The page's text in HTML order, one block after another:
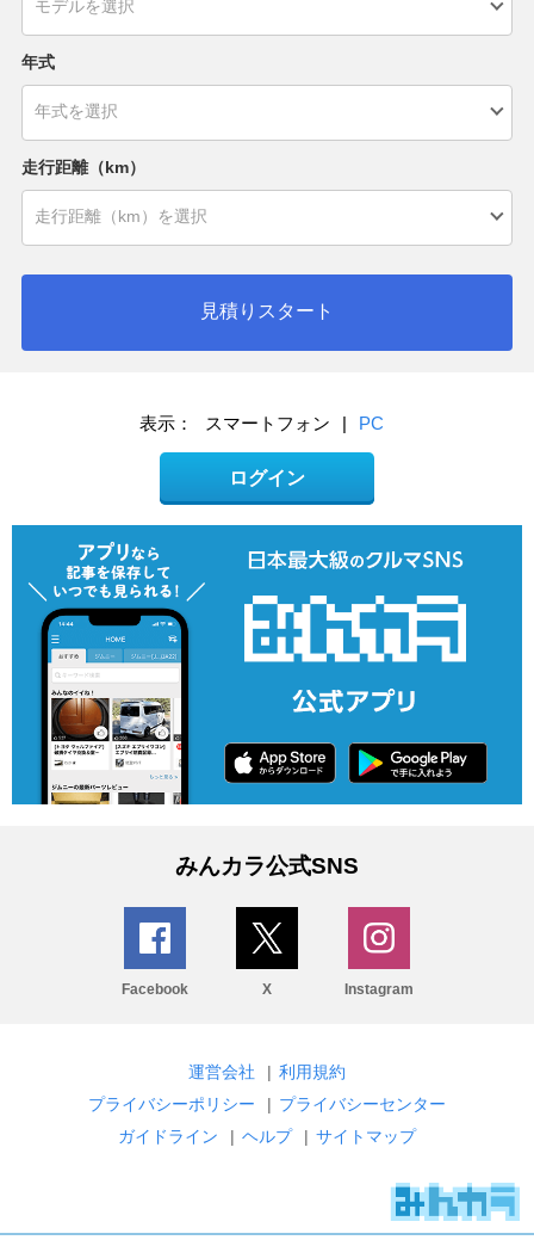
年式
走行距離（km）
見積りスタート
表示： スマートフォン | PC
ログイン
みんカラ公式SNS
Facebook X Instagram
運営会社 | 利用規約
プライバシーポリシー
| プライバシーセンター
ガイドライン
| ヘルプ | サイトマップ